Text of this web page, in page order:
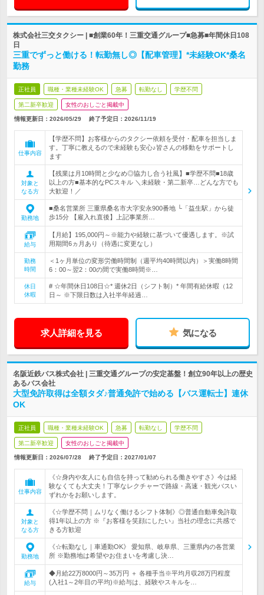
株式会社三交タクシー | ■創業60年！三重交通グループ■急募■年間休日108
日
三重でずっと働ける！転勤無し◎【配車管理】*未経験OK*桑名
勤務
正社員 職種・業種未経験OK 急募 転勤なし 学歴不問
第二新卒歓迎 女性のおしごと掲載中
情報更新日：2026/05/29 終了予定日： 2026/11/19
仕事内容
【学歴不問】お客様からのタクシー依頼を受付・配車を担当しま
す。丁寧に教えるので未経験も安心♪皆さんの移動をサポートし
ます
対象と
なる方
【残業は月10時間と少なめ◎協力し合う社風】■学歴不問■18歳
以上の方■基本的なPCスキル ＼未経験・第二新卒…どんな方でも
大歓迎！／
勤務地
■桑名営業所 三重県桑名市大字安永900番地 └「益生駅」から徒
歩15分 【雇入れ直後】上記事業所…
給与
【月給】195,000円～※能力や経験に基づいて優遇します。※試
用期間6ヵ月あり（待遇に変更なし）
勤務
時間
＜1ヶ月単位の変形労働時間制（週平均40時間以内）＞実働8時間
6：00～翌2：00の間で実働8時間※…
休日
休暇
# ☆年間休日108日☆* 週休2日（シフト制）* 年間有給休暇（12
日～ ※下限日数は入社半年経過…
求人詳細を見る 気になる
名阪近鉄バス株式会社 | 三重交通グループの安定基盤！創立90年以上の歴史
あるバス会社
大型免許取得は全額タダ♪普通免許で始める【バス運転士】連休
OK
正社員 職種・業種未経験OK 急募 転勤なし 学歴不問
第二新卒歓迎 女性のおしごと掲載中
情報更新日：2026/07/28 終了予定日： 2027/01/07
仕事内容
《☆身内や友人にも自信を持って勧められる働きやすさ》今は経
験なくても大丈夫！丁寧なレクチャーで路線・高速・観光バスい
ずれかをお願いします。
対象と
なる方
《☆学歴不問｜ムリなく働けるシフト体制》◎普通自動車免許取
得1年以上の方 ※『お客様を笑顔にしたい』当社の理念に共感で
きる方歓迎
勤務地
《☆転勤なし｜車通勤OK》 愛知県、岐阜県、三重県内の各営業
所 ※勤務地は希望やお住まいを考慮し決…
給与
◆月給22万8000円～35万円 ＋ 各種手当※平均月収28万円程度
(入社1～2年目の平均)※給与は、経験やスキルを…